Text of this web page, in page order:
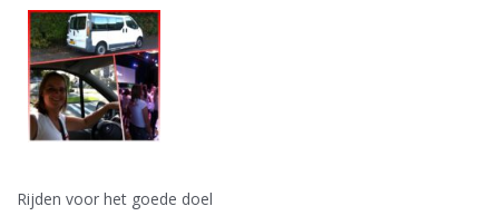
Rijden voor het goede doel